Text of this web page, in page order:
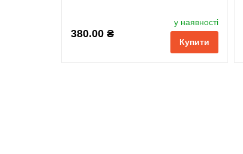
380.00 ₴
у наявності
Купити
Чорний